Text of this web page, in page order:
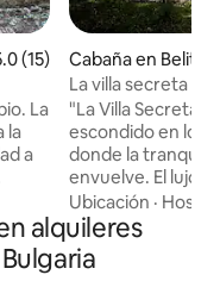
promedio: 5.0 de
(15)
La
la
a
los
los
el
Cabaña en Belitsa
La villa secreta
"La Villa Secreta"
escondido en lo
donde la
envuelve. El lujo
con encanto
retiro que se
murmullo del río
que el paisaje
Ubicación ·
alquileres